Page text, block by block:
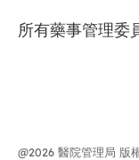
所有藥事管理委
@2026 醫院管理局 版